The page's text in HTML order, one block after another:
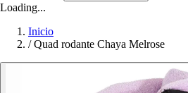
Loading...
Inicio
/ Quad rodante Chaya Melrose